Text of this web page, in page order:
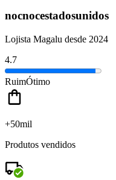
nocnocestadosunidos
Lojista Magalu desde 2024
4.7
RuimÓtimo
+50mil
Produtos vendidos